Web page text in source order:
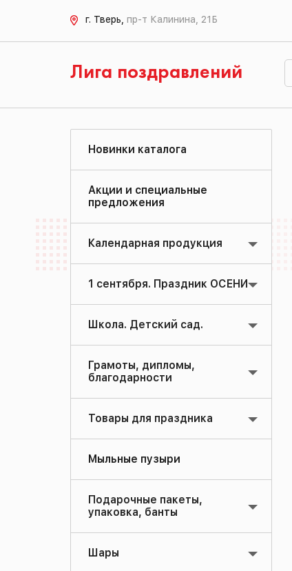
г. Тверь, пр-т Калинина, 21Б
Лига поздравлений
Новинки каталога
Акции и специальные
предложения
Календарная продукция
1 сентября. Праздник ОСЕНИ
Школа. Детский сад.
Грамоты, дипломы,
благодарности
Товары для праздника
Мыльные пузыри
Подарочные пакеты,
упаковка, банты
Шары